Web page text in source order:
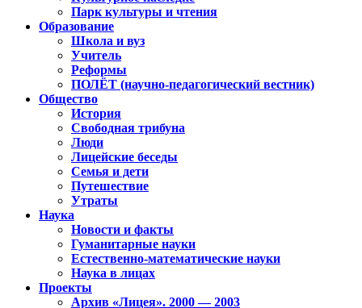
Парк культуры и чтения
Образование
Школа и вуз
Учитель
Реформы
ПОЛЁТ (научно-педагогический вестник)
Общество
История
Свободная трибуна
Люди
Лицейские беседы
Семья и дети
Путешествие
Утраты
Наука
Новости и факты
Гуманитарные науки
Естественно-математические науки
Наука в лицах
Проекты
Архив «Лицея». 2000 — 2003